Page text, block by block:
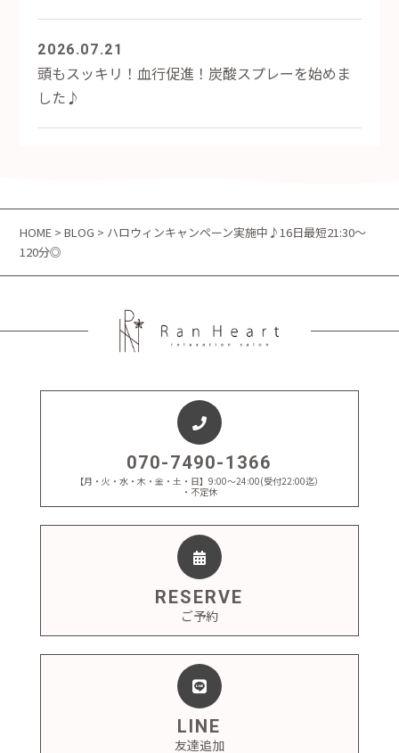
2026.07.21
頭もスッキリ！血行促進！炭酸スプレーを始めま
した♪
HOME >BLOG > ハロウィンキャンペーン実施中♪16日最短21:30～
120分◎
070-7490-1366
【月・火・水・木・金・土・日】9:00～24:00(受付22:00迄）
・不定休
RESERVE
ご予約
LINE
友達追加